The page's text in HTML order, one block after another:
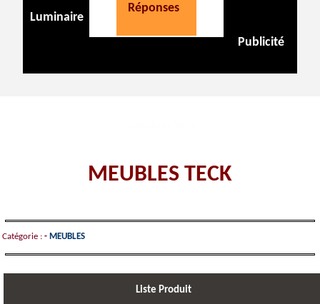
Réponses
Luminaire
Publicité
MEUBLES TECK
Catégorie :- MEUBLES
Liste Produit